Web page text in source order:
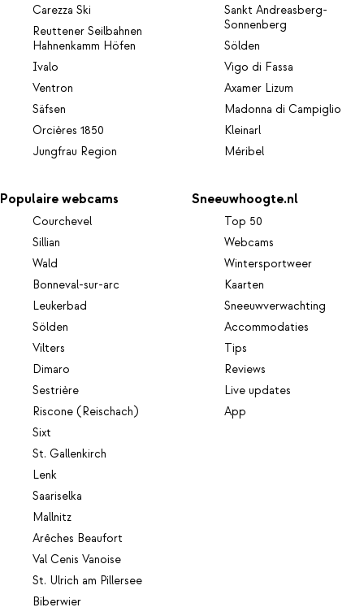
Carezza Ski
Reuttener Seilbahnen
Hahnenkamm Höfen
Ivalo
Ventron
Säfsen
Orcières 1850
Jungfrau Region
Sankt Andreasberg-
Sonnenberg
Sölden
Vigo di Fassa
Axamer Lizum
Madonna di Campiglio
Kleinarl
Méribel
Populaire webcams
Courchevel
Sillian
Wald
Bonneval-sur-arc
Leukerbad
Sölden
Vilters
Dimaro
Sestrière
Riscone (Reischach)
Sixt
St. Gallenkirch
Lenk
Saariselka
Mallnitz
Arêches Beaufort
Val Cenis Vanoise
St. Ulrich am Pillersee
Biberwier
Sneeuwhoogte.nl
Top 50
Webcams
Wintersportweer
Kaarten
Sneeuwverwachting
Accommodaties
Tips
Reviews
Live updates
App